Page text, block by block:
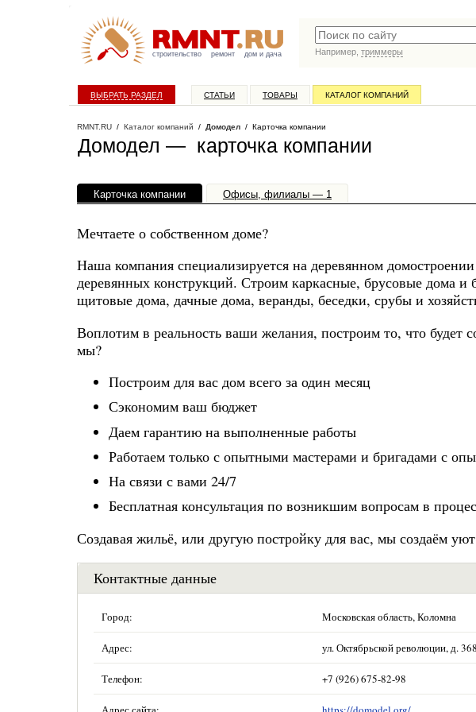
строительство ремонт дом и дача
Например, триммеры
ВЫБРАТЬ РАЗДЕЛ СТАТЬИ ТОВАРЫ КАТАЛОГ КОМПАНИЙ
RMNT.RU / Каталог компаний / Домодел / Карточка компании
Домодел — карточка компании
Карточка компании Офисы, филиалы — 1
Мечтаете о собственном доме?
Наша компания специализируется на деревянном
деревянных конструкций. Строим каркасные, брусовые дома и
щитовые дома, дачные дома, веранды, беседки, срубы и
Воплотим в реальность ваши желания, построим то, что
мы?
Построим для вас дом всего за один месяц
Сэкономим ваш бюджет
Даем гарантию на выполненные работы
Работаем только с опытными мастерами и бригадами с
На связи с вами 24/7
Бесплатная консультация по возникшим вопросам в
Создавая жильё, или другую постройку для вас, мы создаём
Контактные данные
Город: Московская область, Коломна
Адрес: ул. Октябрьской революции, д.
Телефон: +7 (926) 675-82-98